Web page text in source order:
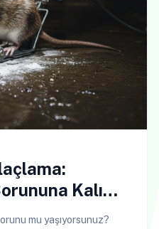
Kalıcı
mu yaşıyorsunuz?